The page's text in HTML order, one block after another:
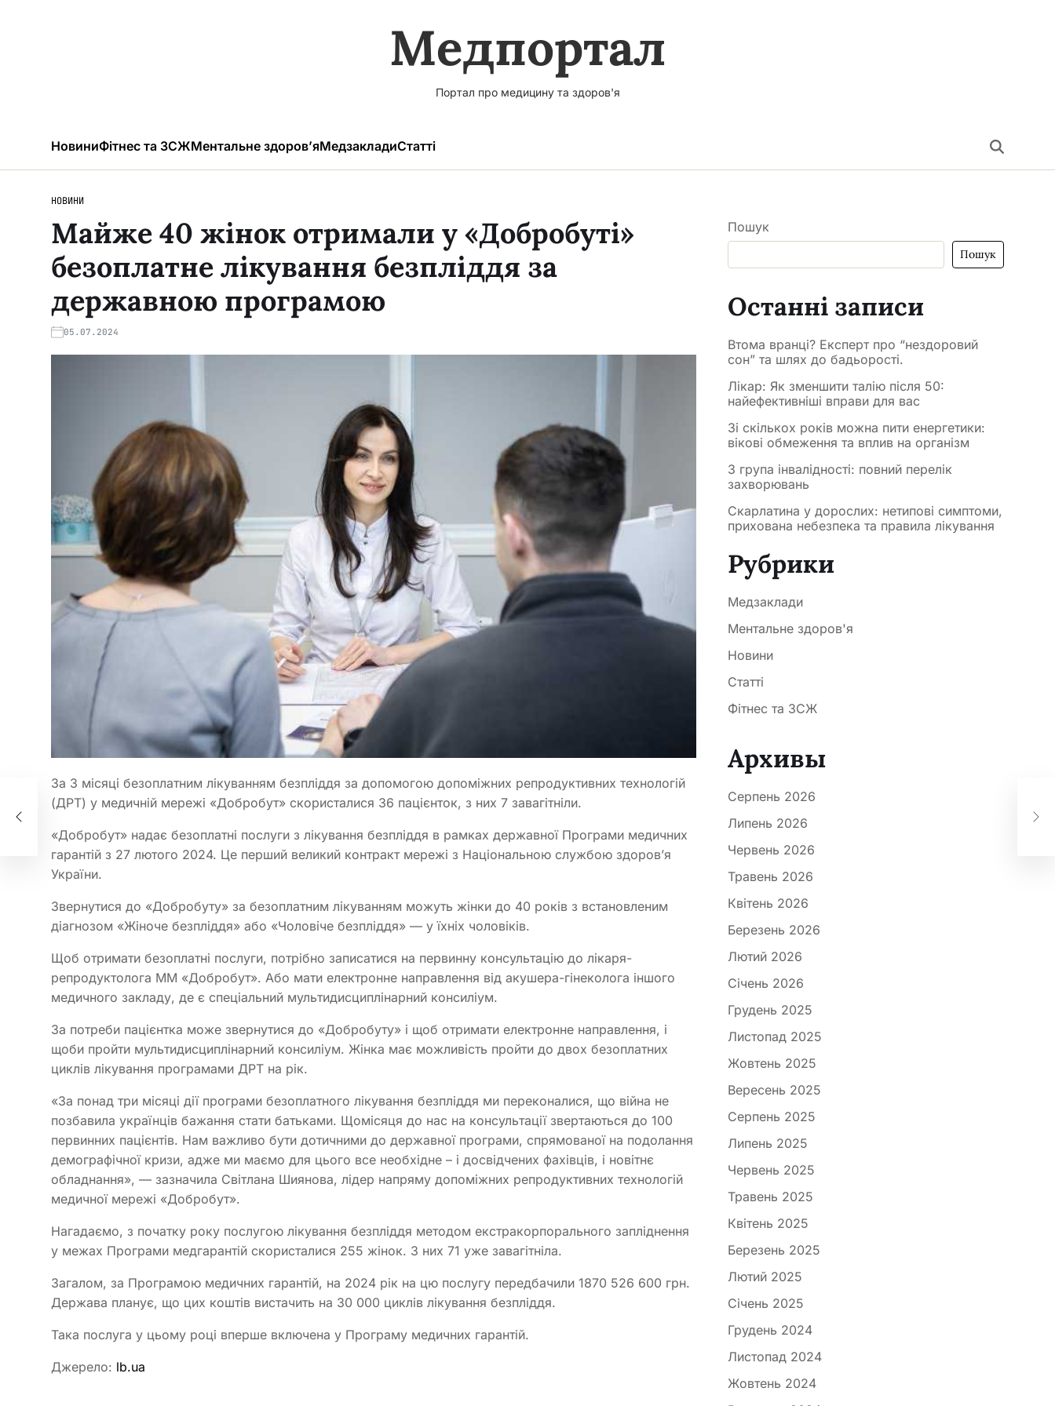
Медпортал
Портал про медицину та здоров'я
НовиниФітнес та ЗСЖМентальне здоров’яМедзакладиСтатті
НОВИНИ
Майже 40 жінок отримали у «Добробуті»
безоплатне лікування безпліддя за
державною програмою
05.07.2024
За 3 місяці безоплатним лікуванням безпліддя за допомогою допоміжних репродуктивних технологій
(ДРТ) у медичній мережі «Добробут» скористалися 36 пацієнток, з них 7 завагітніли.
«Добробут» надає безоплатні послуги з лікування безпліддя в рамках державної Програми медичних
гарантій з 27 лютого 2024. Це перший великий контракт мережі з Національною службою здоров’я
України.
Звернутися до «Добробуту» за безоплатним лікуванням можуть жінки до 40 років з встановленим
діагнозом «Жіноче безпліддя» або «Чоловіче безпліддя» — у їхніх чоловіків.
Щоб отримати безоплатні послуги, потрібно записатися на первинну консультацію до лікаря-
репродуктолога ММ «Добробут». Або мати електронне направлення від акушера-гінеколога іншого
медичного закладу, де є спеціальний мультидисциплінарний консиліум.
За потреби пацієнтка може звернутися до «Добробуту» і щоб отримати електронне направлення, і
щоби пройти мультидисциплінарний консиліум. Жінка має можливість пройти до двох безоплатних
циклів лікування програмами ДРТ на рік.
«За понад три місяці дії програми безоплатного лікування безпліддя ми переконалися, що війна не
позбавила українців бажання стати батьками. Щомісяця до нас на консультації звертаються до 100
первинних пацієнтів. Нам важливо бути дотичними до державної програми, спрямованої на подолання
демографічної кризи, адже ми маємо для цього все необхідне – і досвідчених фахівців, і новітнє
обладнання», — зазначила Світлана Шиянова, лідер напряму допоміжних репродуктивних технологій
медичної мережі «Добробут».
Нагадаємо, з початку року послугою лікування безпліддя методом екстракорпорального запліднення
у межах Програми медгарантій скористалися 255 жінок. З них 71 уже завагітніла.
Загалом, за Програмою медичних гарантій, на 2024 рік на цю послугу передбачили 1870 526 600 грн.
Держава планує, що цих коштів вистачить на 30 000 циклів лікування безпліддя.
Така послуга у цьому році вперше включена у Програму медичних гарантій.
Джерело: lb.ua
Пошук
Пошук
Останні записи
Втома вранці? Експерт про “нездоровий
сон” та шлях до бадьорості.
Лікар: Як зменшити талію після 50:
найефективніші вправи для вас
Зі скількох років можна пити енергетики:
вікові обмеження та вплив на організм
3 група інвалідності: повний перелік
захворювань
Скарлатина у дорослих: нетипові симптоми,
прихована небезпека та правила лікування
Рубрики
Медзаклади
Ментальне здоров'я
Новини
Статті
Фітнес та ЗСЖ
Архивы
Серпень 2026
Липень 2026
Червень 2026
Травень 2026
Квітень 2026
Березень 2026
Лютий 2026
Січень 2026
Грудень 2025
Листопад 2025
Жовтень 2025
Вересень 2025
Серпень 2025
Липень 2025
Червень 2025
Травень 2025
Квітень 2025
Березень 2025
Лютий 2025
Січень 2025
Грудень 2024
Листопад 2024
Жовтень 2024